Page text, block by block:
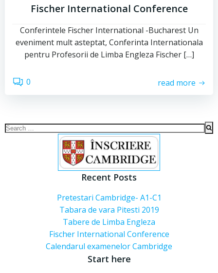
Fischer International Conference
Conferintele Fischer International -Bucharest Un
eveniment mult asteptat, Conferinta Internationala
pentru Profesorii de Limba Engleza Fischer […]
0 read more
Search
Recent Posts
Pretestari Cambridge- A1-C1
Tabara de vara Pitesti 2019
Tabere de Limba Engleza
Fischer International Conference
Calendarul examenelor Cambridge
Start here